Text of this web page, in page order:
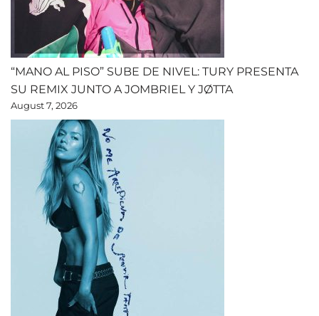
“MANO AL PISO” SUBE DE NIVEL: TURY PRESENTA
SU REMIX JUNTO A JOMBRIEL Y JØTTA
August 7, 2026